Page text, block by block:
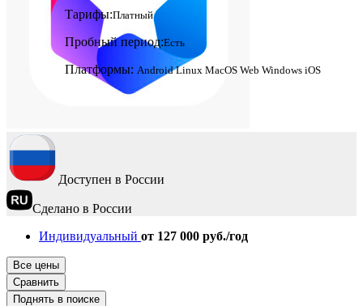
Тарифы:Платный
Пробный период:Есть
Платформы: Android Linux MacOS Web Windows iOS
Доступен в России
Сделано в России
Индивидуальный от 127 000 руб./год
Все цены
Сравнить
Поднять в поиске